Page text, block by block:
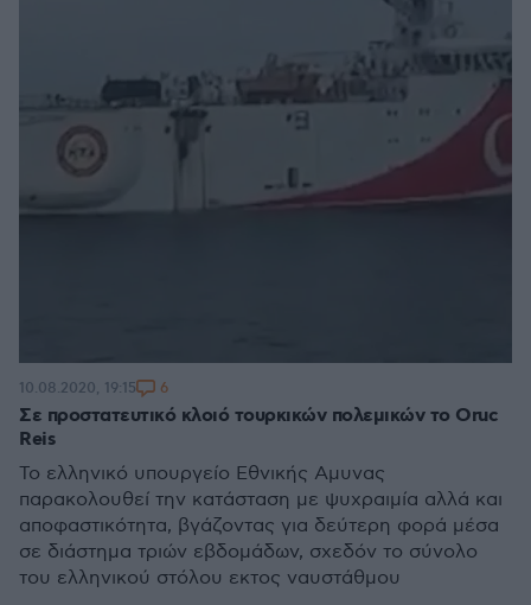
Σε προστατευτικό κλοιό τουρκικών πολεμικών το Oruc
Reis
Το ελληνικό υπουργείο Εθνικής Αμυνας
παρακολουθεί την κατάσταση με ψυχραιμία αλλά και
αποφαστικότητα, βγάζοντας για δεύτερη φορά μέσα
σε διάστημα τριών εβδομάδων, σχεδόν το σύνολο
του ελληνικού στόλου εκτος ναυστάθμου
10.08.2020, 19:15 6